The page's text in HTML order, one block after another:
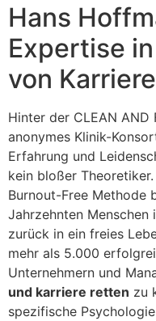
Hans
Expertise
von
Hinter der CLEAN AND
anonymes Klinik-
Erfahrung und
kein bloßer
Burnout-Free Methode
Jahrzehnten
zurück in ein freies
mehr als 5.000
Unternehmern und
und karriere retten zu
spezifische